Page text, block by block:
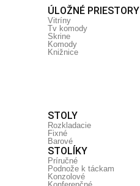
ÚLOŽNÉ PRIESTORY
Vitríny
Tv komody
Skrine
Komody
Knižnice
STOLY
Rozkladacie
Fixné
Barové
STOLÍKY
Príručné
Podnože k táckam
Konzolové